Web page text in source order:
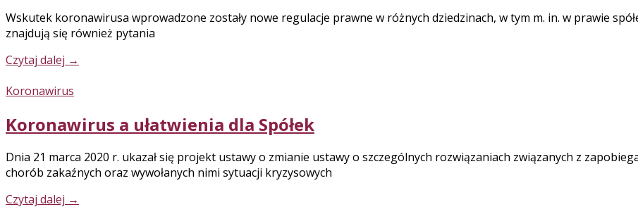
Wskutek koronawirusa wprowadzone zostały nowe regulacje prawne w różnych dziedzinach, w tym m. in. w prawie
znajdują się również pytania
Czytaj dalej →
Koronawirus
Koronawirus a ułatwienia dla Spółek
Dnia 21 marca 2020 r. ukazał się projekt ustawy o zmianie ustawy o szczególnych rozwiązaniach związanych z
chorób zakaźnych oraz wywołanych nimi sytuacji kryzysowych
Czytaj dalej →